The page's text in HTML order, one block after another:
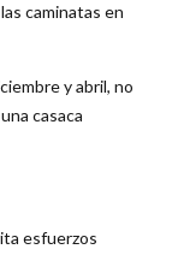
caminatas en
y abril, no
casaca
esfuerzos